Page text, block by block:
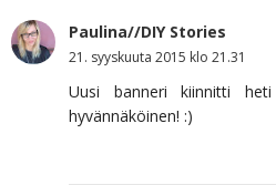
Paulina//DIY Stories
21. syyskuuta 2015 klo 21.31
Uusi banneri kiinnitti
hyvännäköinen! :)